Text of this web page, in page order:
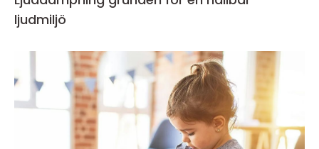
ljudmiljö